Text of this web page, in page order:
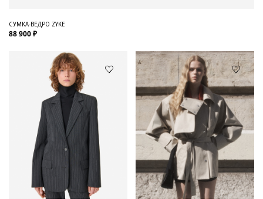
СУМКА-ВЕДРО ZYKE
88 900 ₽